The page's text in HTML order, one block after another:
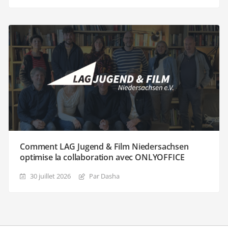
Comment LAG Jugend & Film Niedersachsen
optimise la collaboration avec ONLYOFFICE
30 juillet 2026 Par Dasha